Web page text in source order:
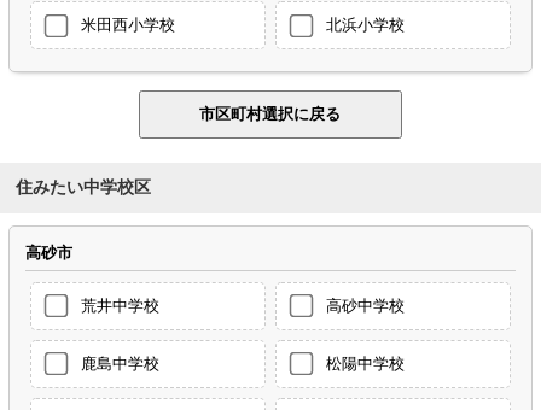
米田西小学校 北浜小学校
住みたい中学校区
高砂市
荒井中学校 高砂中学校
鹿島中学校 松陽中学校